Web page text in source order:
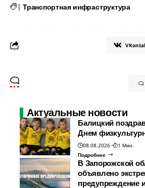
| Транспортная инфраструктура
Актуальные новости
Балицкий
Днем
08.08.2026
1 Мин.
Подробнее
В Запорожской
объявлено
предупреждение